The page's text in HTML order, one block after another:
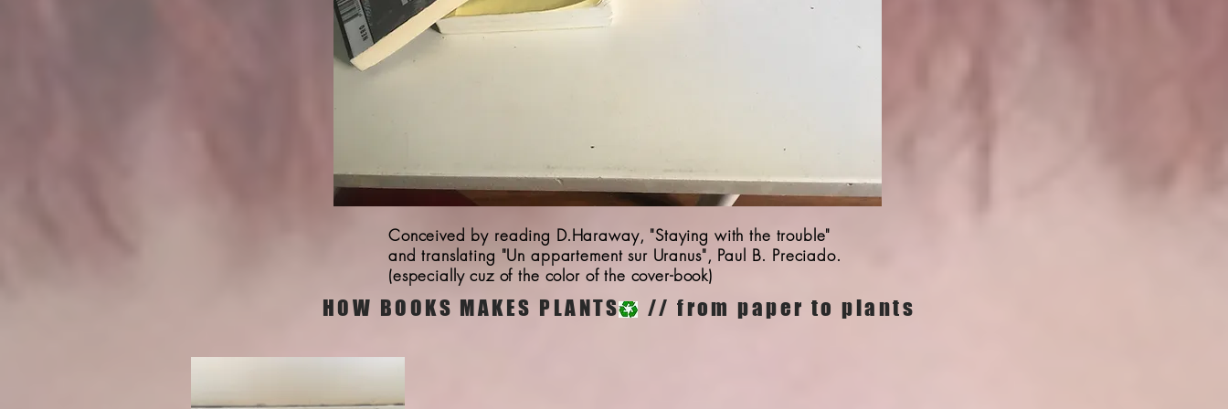
Conceived by reading D.Haraway, "Staying with the trouble"
and translating "Un appartement sur Uranus", Paul B. Preciado.
(especially cuz of the color of the cover-book)
HOW BOOKS MAKES PLANTS // from paper to plants